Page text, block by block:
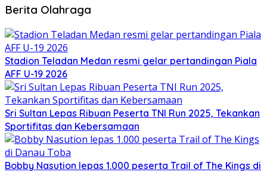
Berita Olahraga
Stadion Teladan Medan resmi gelar pertandingan Piala
AFF U-19 2026
Sri Sultan Lepas Ribuan Peserta TNI Run 2025, Tekankan
Sportifitas dan Kebersamaan
Bobby Nasution lepas 1.000 peserta Trail of The Kings di